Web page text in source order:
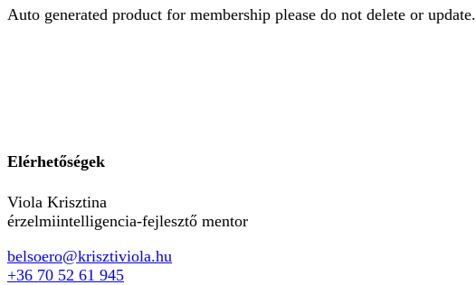
Auto generated product for membership please do not delete or update.
Elérhetőségek
Viola Krisztina
érzelmiintelligencia-fejlesztő mentor
belsoero@krisztiviola.hu
+36 70 52 61 945